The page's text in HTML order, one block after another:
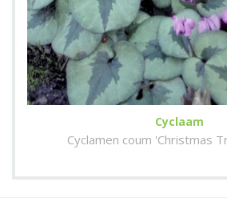
Cyclaam
Cyclamen coum 'Christmas